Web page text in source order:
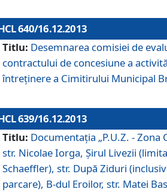
640/16.12.2013
Titlu: Desemnarea comisiei de
contractului de concesiune a
întreţinere a Cimitirului Municipal
639/16.12.2013
Titlu: Documentaţia „P.U.Z. -
str. Nicolae Iorga, Şirul Livezii
Schaeffler), str. După Ziduri
parcare), B-dul Eroilor, str. Matei